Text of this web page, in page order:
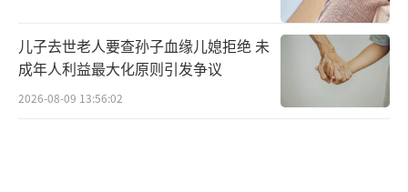
儿子去世老人要查孙子血缘儿媳拒绝 未
成年人利益最大化原则引发争议
2026-08-09 13:56:02